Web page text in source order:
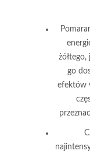
go
efektów